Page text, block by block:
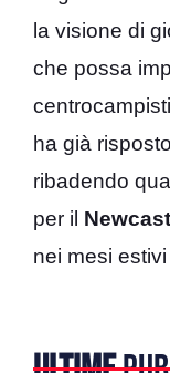
la visione di
che possa
ha già
ribadendo
per il
nei mesi